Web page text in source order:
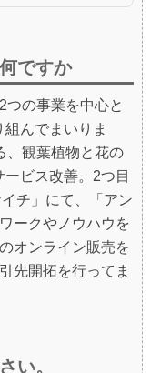
ですか
つの事業を中心と
んでまいりま
、観葉植物と花の
ビス改善。2つ目
チ」にて、「アン
ークやノウハウを
オンライン販売を
先開拓を行ってま
い。